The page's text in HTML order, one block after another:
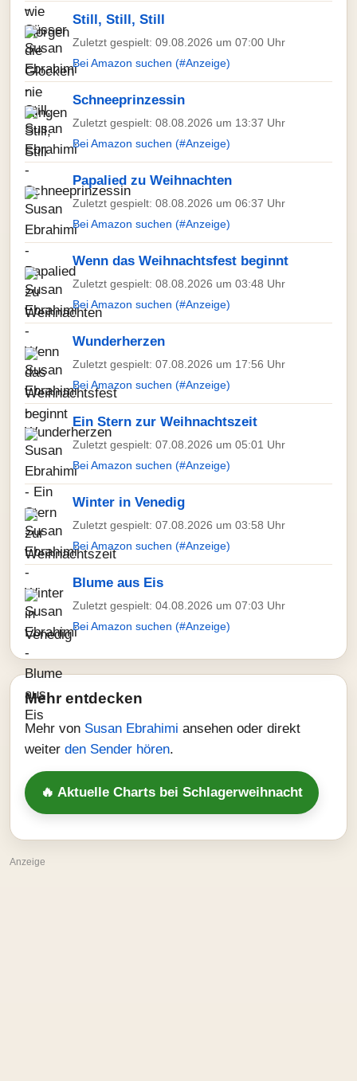
Still, Still, Still
Zuletzt gespielt: 09.08.2026 um 07:00 Uhr
Bei Amazon suchen (#Anzeige)
Schneeprinzessin
Zuletzt gespielt: 08.08.2026 um 13:37 Uhr
Bei Amazon suchen (#Anzeige)
Papalied zu Weihnachten
Zuletzt gespielt: 08.08.2026 um 06:37 Uhr
Bei Amazon suchen (#Anzeige)
Wenn das Weihnachtsfest beginnt
Zuletzt gespielt: 08.08.2026 um 03:48 Uhr
Bei Amazon suchen (#Anzeige)
Wunderherzen
Zuletzt gespielt: 07.08.2026 um 17:56 Uhr
Bei Amazon suchen (#Anzeige)
Ein Stern zur Weihnachtszeit
Zuletzt gespielt: 07.08.2026 um 05:01 Uhr
Bei Amazon suchen (#Anzeige)
Winter in Venedig
Zuletzt gespielt: 07.08.2026 um 03:58 Uhr
Bei Amazon suchen (#Anzeige)
Blume aus Eis
Zuletzt gespielt: 04.08.2026 um 07:03 Uhr
Bei Amazon suchen (#Anzeige)
Mehr entdecken
Mehr von Susan Ebrahimi ansehen oder direkt
weiter den Sender hören.
🔥 Aktuelle Charts bei Schlagerweihnacht
Anzeige